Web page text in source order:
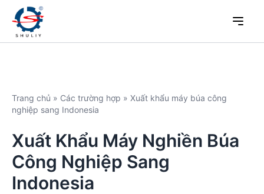
Trang chủ » Các trường hợp » Xuất khẩu máy búa công
nghiệp sang Indonesia
Xuất Khẩu Máy Nghiền Búa
Công Nghiệp Sang
Indonesia